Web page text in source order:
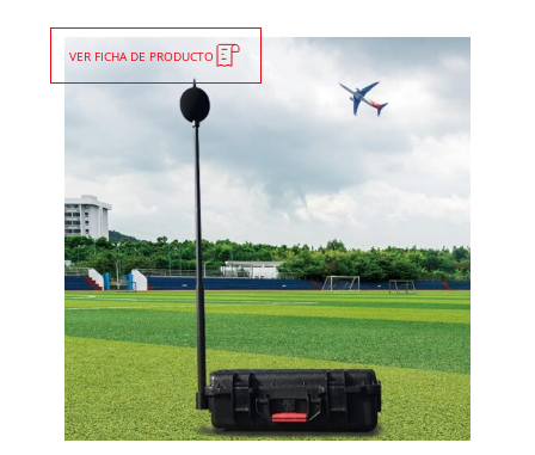
VER FICHA DE PRODUCTO